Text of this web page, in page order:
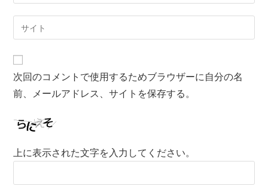
次回のコメントで使用するためブラウザーに自分の名
前、メールアドレス、サイトを保存する。
上に表示された文字を入力してください。